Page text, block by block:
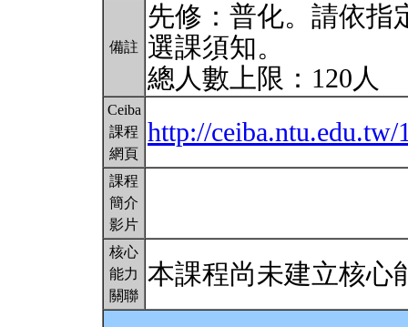
備註
先修：普化。請依指
選課須知。
總人數上限：120人
Ceiba
課程
網頁
http://ceiba.ntu.edu.tw/
課程
簡介
影片
核心
能力
關聯
本課程尚未建立核心